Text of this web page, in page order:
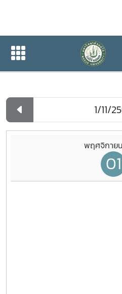
ปฏิทินกิจกรรมขอ
ปฏิทินกิจกรรมของหน่วยงาน
พฤศจิกาย
01